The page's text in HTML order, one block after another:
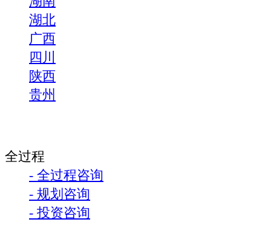
湖北
广西
四川
陕西
贵州
全过程
- 全过程咨询
- 规划咨询
- 投资咨询